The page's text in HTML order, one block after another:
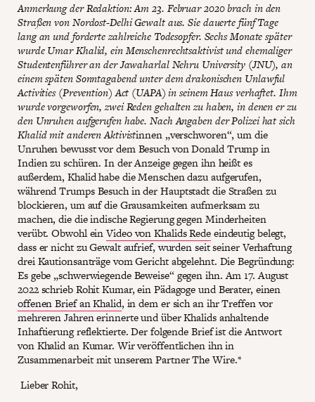
Anmerkung der Redaktion: Am 23. Februar 2020 brach in den
Straßen von Nordost-Delhi Gewalt aus. Sie dauerte fünf Tage
lang an und forderte zahlreiche Todesopfer. Sechs Monate später
wurde Umar Khalid, ein Menschenrechtsaktivist und ehemaliger
Studentenführer an der Jawaharlal Nehru University (JNU), an
einem späten Sonntagabend unter dem drakonischen Unlawful
Activities (Prevention) Act (UAPA) in seinem Haus verhaftet. Ihm
wurde vorgeworfen, zwei Reden gehalten zu haben, in denen er zu
den Unruhen aufgerufen habe. Nach Angaben der Polizei hat sich
Khalid mit anderen Aktivistinnen „verschworen“, um die
Unruhen bewusst vor dem Besuch von Donald Trump in
Indien zu schüren. In der Anzeige gegen ihn heißt es
außerdem, Khalid habe die Menschen dazu aufgerufen,
während Trumps Besuch in der Hauptstadt die Straßen zu
blockieren, um auf die Grausamkeiten aufmerksam zu
machen, die die indische Regierung gegen Minderheiten
verübt. Obwohl einVideo von Khalids Redeeindeutig belegt,
dass er nicht zu Gewalt aufrief, wurden seit seiner Verhaftung
drei Kautionsanträge vom Gericht abgelehnt. Die Begründung:
Es gebe „schwerwiegende Beweise“ gegen ihn. Am 17. August
2022 schrieb Rohit Kumar, ein Pädagoge und Berater, einen
offenen Brief an Khalid, in dem er sich an ihr Treffen vor
mehreren Jahren erinnerte und über Khalids anhaltende
Inhaftierung reflektierte. Der folgende Brief ist die Antwort
von Khalid an Kumar. Wir veröffentlichen ihn in
Zusammenarbeit mit unserem Partner The Wire.*
Lieber Rohit,